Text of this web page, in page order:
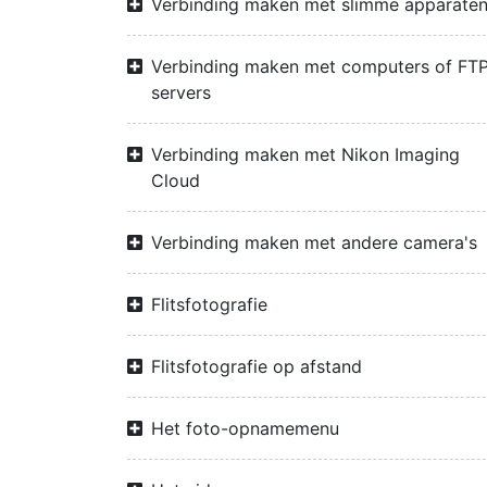
Verbinding maken met slimme apparaten
Verbinding maken met computers of
servers
Verbinding maken met Nikon Imaging
Cloud
Verbinding maken met andere camera's
Flitsfotografie
Flitsfotografie op afstand
Het foto-opnamemenu